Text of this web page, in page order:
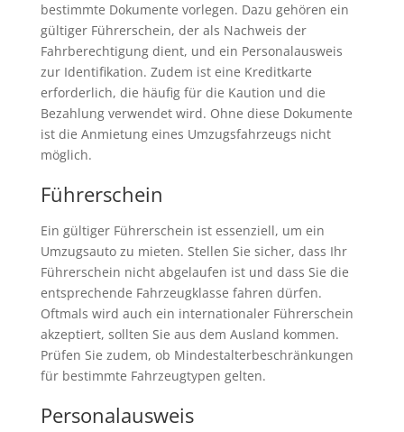
bestimmte Dokumente vorlegen. Dazu gehören ein
gültiger Führerschein, der als Nachweis der
Fahrberechtigung dient, und ein Personalausweis
zur Identifikation. Zudem ist eine Kreditkarte
erforderlich, die häufig für die Kaution und die
Bezahlung verwendet wird. Ohne diese Dokumente
ist die Anmietung eines Umzugsfahrzeugs nicht
möglich.
Führerschein
Ein gültiger Führerschein ist essenziell, um ein
Umzugsauto zu mieten. Stellen Sie sicher, dass Ihr
Führerschein nicht abgelaufen ist und dass Sie die
entsprechende Fahrzeugklasse fahren dürfen.
Oftmals wird auch ein internationaler Führerschein
akzeptiert, sollten Sie aus dem Ausland kommen.
Prüfen Sie zudem, ob Mindestalterbeschränkungen
für bestimmte Fahrzeugtypen gelten.
Personalausweis